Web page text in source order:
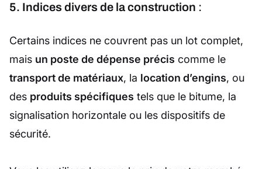
5. Indices divers de la construction :
Certains indices ne couvrent pas un lot complet,
mais un poste de dépense précis comme le
transport de matériaux, la location d’engins, ou
des produits spécifiques tels que le bitume, la
signalisation horizontale ou les dispositifs de
sécurité.